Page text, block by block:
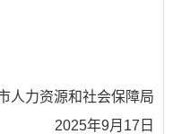
人力资源和社会保障局
2025年9月17日